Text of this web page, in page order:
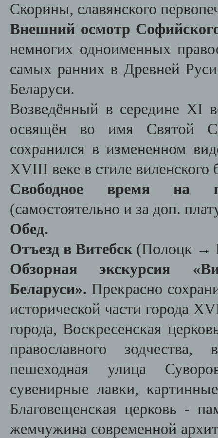
Скорины, славянского
Внешний осмотр
немногих одноименных
самых ранних в Древней
Беларуси.
Возведённый в середине XI
освящён во имя Святой
сохранился в измененном
XVIII веке в стиле виленского
Свободное время на
(самостоятельно и за доп.
Обед.
Отъезд в Витебск (Полоцк →
Обзорная экскурсия
Беларуси». Прекрасно
исторической части города
города, Воскресенская
православного зодчества,
пешеходная улица
сувенирные лавки,
Благовещенская церковь -
жемчужина современной